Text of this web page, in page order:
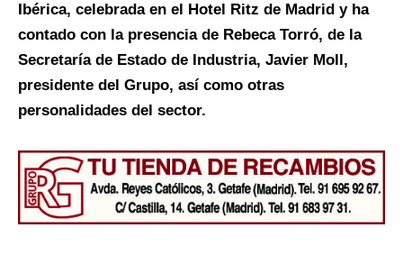
Ibérica, celebrada en el Hotel Ritz de Madrid y ha
contado con la presencia de Rebeca Torró, de la
Secretaría de Estado de Industria, Javier Moll,
presidente del Grupo, así como otras
personalidades del sector.